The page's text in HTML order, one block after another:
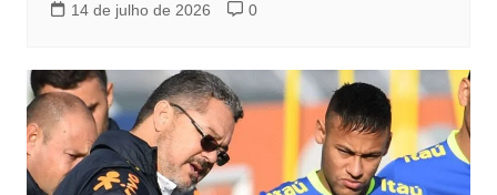
14 de julho de 2026
0